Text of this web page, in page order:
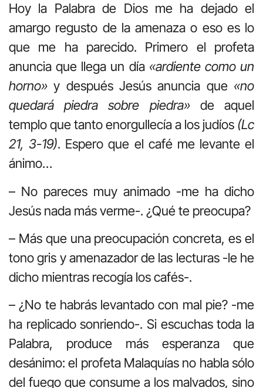
Hoy la Palabra de Dios me ha dejado el
amargo regusto de la amenaza o eso es lo
que me ha parecido. Primero el profeta
anuncia que llega un día «ardiente como un
horno» y después Jesús anuncia que «no
quedará piedra sobre piedra»de aquel
templo que tanto enorgullecía a los judíos (Lc
21, 3-19). Espero que el café me levante el
ánimo…
– No pareces muy animado -me ha dicho
Jesús nada más verme-. ¿Qué te preocupa?
– Más que una preocupación concreta, es el
tono gris y amenazador de las lecturas -le he
dicho mientras recogía los cafés-.
– ¿No te habrás levantado con mal pie? -me
ha replicado sonriendo-. Si escuchas toda la
Palabra, produce más esperanza que
desánimo: el profeta Malaquías no habla sólo
del fuego que consume a los malvados, sino